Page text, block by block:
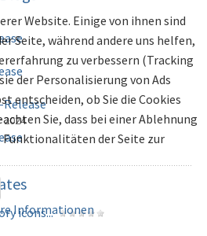
2024
icons...
Website. Einige von ihnen sind
Seite, während andere uns helfen,
zu verbessern (Tracking
der Personalisierung von Ads
entscheiden, ob Sie die Cookies
Sie, dass bei einer Ablehnung
der Seite zur
Informationen